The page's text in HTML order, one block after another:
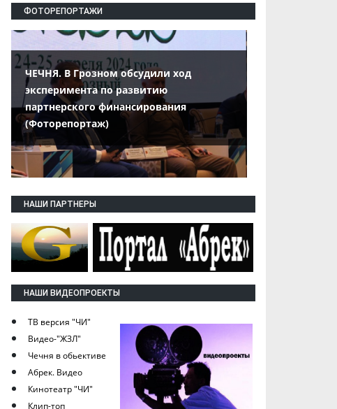
ФОТОРЕПОРТАЖИ
ЧЕЧНЯ. В Грозном обсудили ход
эксперимента по развитию
партнерского финансирования
(Фоторепортаж)
НАШИ ПАРТНЕРЫ
НАШИ ВИДЕОПРОЕКТЫ
ТВ версия "ЧИ"
Видео-"ЖЗЛ"
Чечня в обьективе
Абрек. Видео
Кинотеатр "ЧИ"
Клип-топ